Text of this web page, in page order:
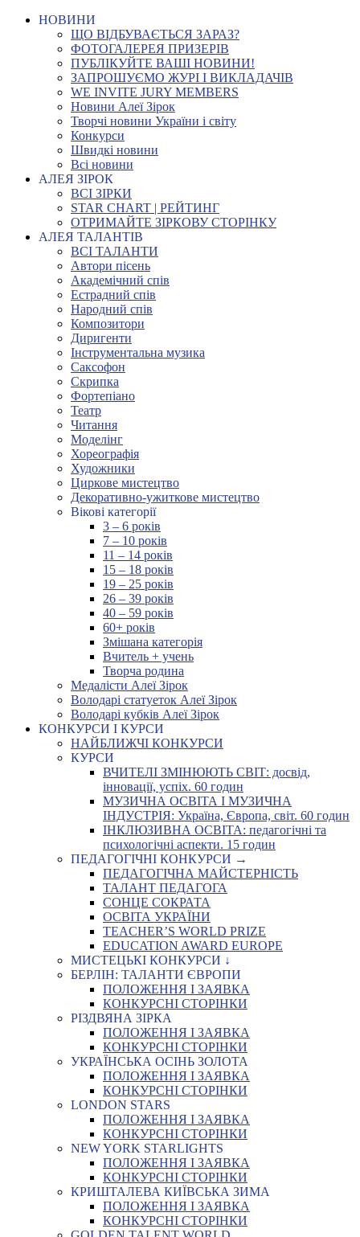
НОВИНИ
ЩО ВІДБУВАЄТЬСЯ ЗАРАЗ?
ФОТОГАЛЕРЕЯ ПРИЗЕРІВ
ПУБЛІКУЙТЕ ВАШІ НОВИНИ!
ЗАПРОШУЄМО ЖУРІ І ВИКЛАДАЧІВ
WE INVITE JURY MEMBERS
Новини Алеї Зірок
Творчі новини України і світу
Конкурси
Швидкі новини
Всі новини
АЛЕЯ ЗІРОК
ВСІ ЗІРКИ
STAR CHART | РЕЙТИНГ
ОТРИМАЙТЕ ЗІРКОВУ СТОРІНКУ
АЛЕЯ ТАЛАНТІВ
ВСІ ТАЛАНТИ
Автори пісень
Академічний спів
Естрадний спів
Народний спів
Композитори
Диригенти
Інструментальна музика
Саксофон
Скрипка
Фортепіано
Театр
Читання
Моделінг
Хореографія
Художники
Циркове мистецтво
Декоративно-ужиткове мистецтво
Вікові категорії
3 – 6 років
7 – 10 років
11 – 14 років
15 – 18 років
19 – 25 років
26 – 39 років
40 – 59 років
60+ років
Змішана категорія
Вчитель + учень
Творча родина
Медалісти Алеї Зірок
Володарі статуеток Алеї Зірок
Володарі кубків Алеї Зірок
КОНКУРСИ І КУРСИ
НАЙБЛИЖЧІ КОНКУРСИ
КУРСИ
ВЧИТЕЛІ ЗМІНЮЮТЬ СВІТ: досвід,
інновації, успіх. 60 годин
МУЗИЧНА ОСВІТА І МУЗИЧНА
ІНДУСТРІЯ: Україна, Європа, світ. 60 годин
ІНКЛЮЗИВНА ОСВІТА: педагогічні та
психологічні аспекти. 15 годин
ПЕДАГОГІЧНІ КОНКУРСИ →
ПЕДАГОГІЧНА МАЙСТЕРНІСТЬ
ТАЛАНТ ПЕДАГОГА
СОНЦЕ СОКРАТА
ОСВІТА УКРАЇНИ
TEACHER’S WORLD PRIZE
EDUCATION AWARD EUROPE
МИСТЕЦЬКІ КОНКУРСИ ↓
БЕРЛІН: ТАЛАНТИ ЄВРОПИ
ПОЛОЖЕННЯ І ЗАЯВКА
КОНКУРСНІ СТОРІНКИ
РІЗДВЯНА ЗІРКА
ПОЛОЖЕННЯ І ЗАЯВКА
КОНКУРСНІ СТОРІНКИ
УКРАЇНСЬКА ОСІНЬ ЗОЛОТА
ПОЛОЖЕННЯ І ЗАЯВКА
КОНКУРСНІ СТОРІНКИ
LONDON STARS
ПОЛОЖЕННЯ І ЗАЯВКА
КОНКУРСНІ СТОРІНКИ
NEW YORK STARLIGHTS
ПОЛОЖЕННЯ І ЗАЯВКА
КОНКУРСНІ СТОРІНКИ
КРИШТАЛЕВА КИЇВСЬКА ЗИМА
ПОЛОЖЕННЯ І ЗАЯВКА
КОНКУРСНІ СТОРІНКИ